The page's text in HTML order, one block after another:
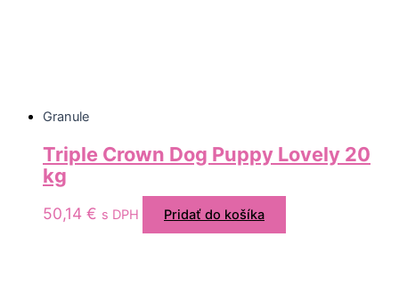
Granule
Triple Crown Dog Puppy Lovely 20
kg
50,14 € s DPH Pridať do košíka